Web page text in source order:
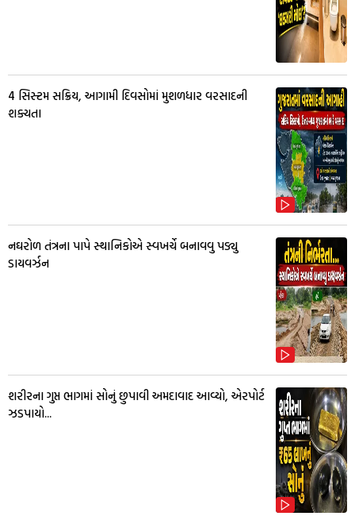
4 સિસ્ટમ સક્રિય, આગામી દિવસોમાં મુશળધાર વરસાદની
શક્યતા
નઘરોળ તંત્રના પાપે સ્થાનિકોએ સ્વખર્ચે બનાવવુ પડ્યુ
ડાયવર્ઝન
શરીરના ગુપ્ત ભાગમાં સોનું છુપાવી અમદાવાદ આવ્યો, એરપોર્ટ
ઝડપાયો...